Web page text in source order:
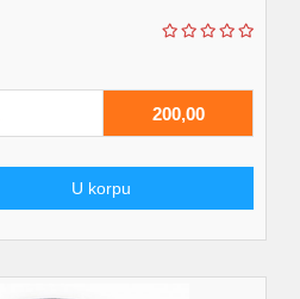
200,00
U korpu